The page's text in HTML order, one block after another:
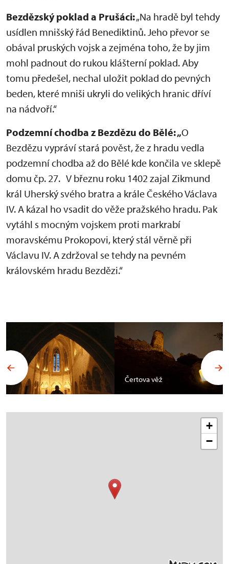
Bezdězský poklad a Prušáci:„Na hradě byl tehdy
usídlen mnišský řád Benediktinů. Jeho převor se
obával pruských vojsk a zejména toho, že by jim
mohl padnout do rukou klášterní poklad. Aby
tomu předešel, nechal uložit poklad do pevných
beden, které mniši ukryli do velikých hranic dříví
na nádvoří.“
Podzemní chodba z Bezdězu do Bělé: „O
Bezdězu vypráví stará pověst, že z hradu vedla
podzemní chodba až do Bělé kde končila ve sklepě
domu čp. 27. V březnu roku 1402 zajal Zikmund
král Uherský svého bratra a krále Českého Václava
IV. A kázal ho vsadit do věže pražského hradu. Pak
vytáhl s mocným vojskem proti markrabí
moravskému Prokopovi, který stál věrně při
Václavu IV. A zdržoval se tehdy na pevném
královském hradu Bezdězi.“
Čertova věž
+
−